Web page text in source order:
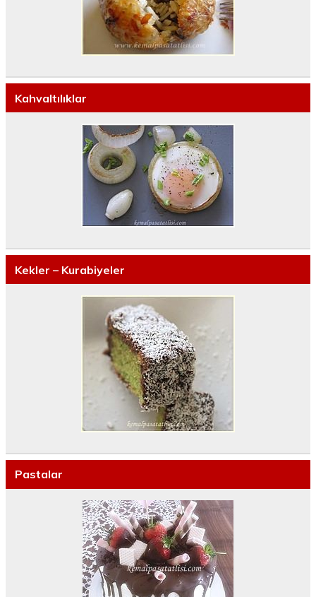
Kahvaltılıklar
Kekler – Kurabiyeler
Pastalar